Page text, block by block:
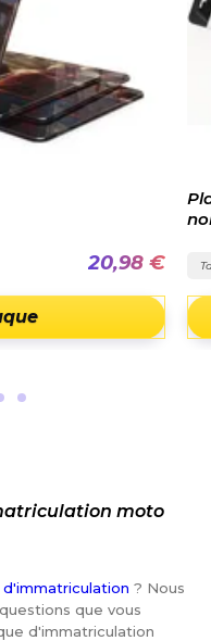
20,98 €
moto
? Nous
que vous
d'immatriculation